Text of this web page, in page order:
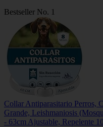
Bestseller No. 1
Collar Antiparasitario Perros,
Grande, Leishmaniosis
- 63cm Ajustable, Repelente